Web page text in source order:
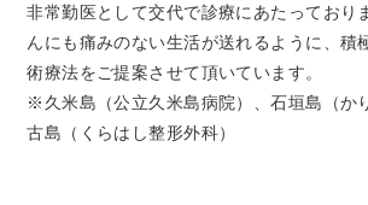
非常勤医として交代で診療にあたっており
んにも痛みのない生活が送れるように、積
術療法をご提案させて頂いています。
※久米島（公立久米島病院）、石垣島（か
古島（くらはし整形外科）